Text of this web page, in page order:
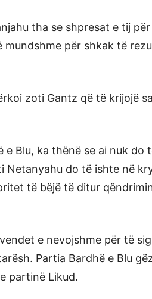
tha se shpresat e tij
për shkak të
zoti Gantz që të krijojë
Blu, ka thënë se ai nuk do
Netanyahu do të ishte në
të bëjë të ditur
e nevojshme për të
Partia Bardhë e Blu
partinë Likud.